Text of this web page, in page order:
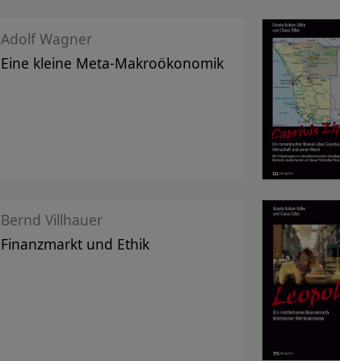
Adolf Wagner
Eine kleine Meta-Makroökonomik
Bernd Villhauer
Finanzmarkt und Ethik